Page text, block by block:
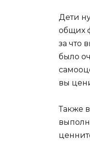
Дети
общих
за что
было
вы
Также